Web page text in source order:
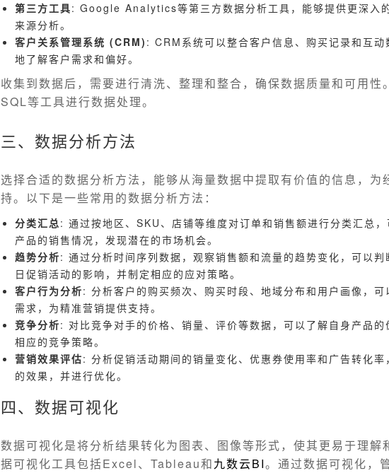
第三方工具: Google Analytics等第三方数据分析工具，能够提供更深入
来源分析。
客户关系管理系统 (CRM) : CRM系统可以整合客户信息、购买记录和互动
地了解客户需求和偏好。
收集到数据后，需要进行清洗、整理和整合，确保数据质量和可用性
SQL等工具进行数据处理。
三、数据分析方法
选择合适的数据分析方法，能够从海量数据中提取有价值的信息，为
持。以下是一些常用的数据分析方法：
分类汇总: 通过按地区、SKU、店铺等维度对订单和销售额进行分类汇总
产品的销售情况，发现潜在的市场机会。
趋势分析: 通过分析时间序列数据，观察销售额和流量的趋势变化，可以判
日促销活动的影响，并制定相应的应对策略。
客户行为分析: 分析客户的购买频次、购买时段、地域分布和用户画像，可
需求，为精准营销提供支持。
竞争分析: 对比竞争对手的价格、销量、评价等数据，可以了解自身产品的
相应的竞争策略。
营销效果评估: 分析促销活动期间的销量变化、优惠券使用率和广告转化率
的效果，并进行优化。
四、数据可视化
数据可视化是将分析结果转化为图表、图像等形式，使其更易于理解
据可视化工具包括Excel、Tableau和九数云BI。通过数据可视化，